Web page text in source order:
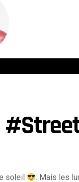
soleil . Mais les